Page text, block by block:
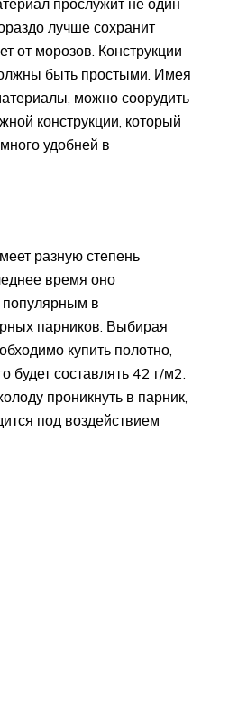
лучше сохранит
от морозов. Конструкции
быть простыми. Имея
можно соорудить
конструкции, который
удобней в
разную степень
время оно
популярным в
парников. Выбирая
купить полотно,
будет составлять 42 г/м2.
проникнуть в парник,
под воздействием